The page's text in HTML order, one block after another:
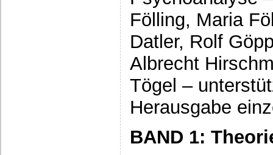
Fölling, Maria
Datler, Rolf
Albrecht
Tögel –
Herausgabe
BAND 1: